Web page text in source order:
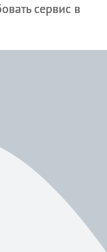
сервис в